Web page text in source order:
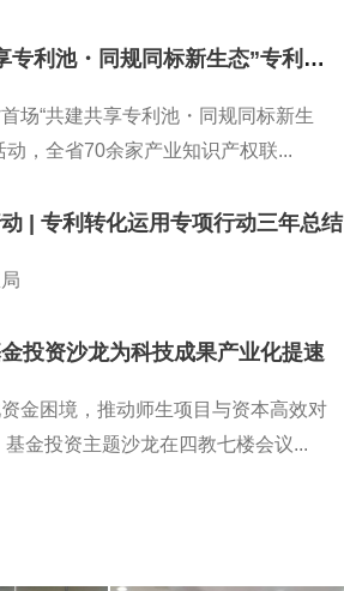
浙江开展“共建共享专利池・同规同标新生态”专利池专...
场“共建共享专利池・同规同标新生
动，全省70余家产业知识产权联...
| 专利转化运用专项行动三年总结
投资沙龙为科技成果产业化提速
金困境，推动师生项目与资本高效对
金投资主题沙龙在四教七楼会议...